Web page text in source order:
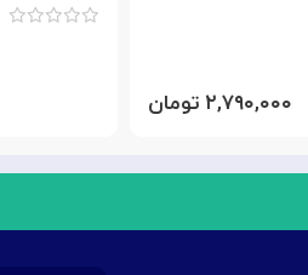
۲,۷۹۰,۰۰۰ تومان